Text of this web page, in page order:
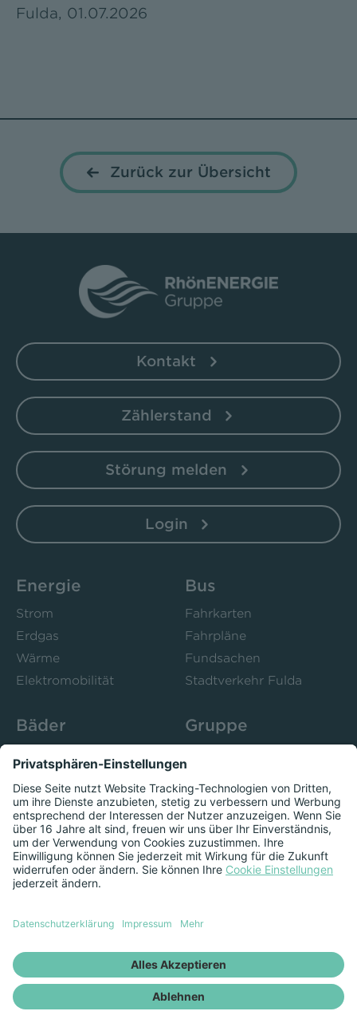
Fulda, 01.07.2026
Zurück zur Übersicht
Kontakt
Zählerstand
Störung melden
Login
Energie
Strom
Erdgas
Wärme
Elektromobilität
Bus
Fahrkarten
Fahrpläne
Fundsachen
Stadtverkehr Fulda
Bäder
Freibad Rosenau
Stadtbad Esperanto
Kurse
Gruppe
Presse
Herzschlag
Datenschutzeinstellungen anzeigen
Vertrag kündigen
Vertrag widerrufen